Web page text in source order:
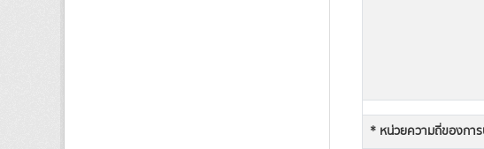
* หน่วยความถี่ของกา